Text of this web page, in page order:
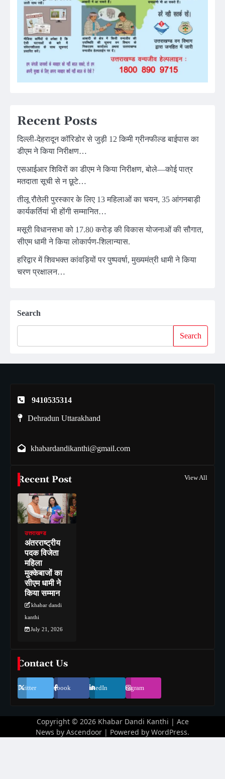
Recent Posts
दिल्ली-देहरादून कॉरिडोर से जुड़ी 12 किमी ग्रीनफील्ड बाईपास का
डीएम ने किया निरीक्षण…
एसआईआर शिविरों का डीएम ने किया निरीक्षण, बोले—कोई पात्र
मतदाता सूची से न छूटे…
तीलू रौतेली पुरस्कार के लिए 13 महिलाओं का चयन, 35 आंगनबाड़ी
कार्यकर्तियां भी होंगी सम्मानित…
मसूरी विधानसभा को 17.80 करोड़ की विकास योजनाओं की सौगात,
सीएम धामी ने किया लोकार्पण-शिलान्यास.
हरिद्वार में शिवभक्त कांवड़ियों पर पुष्पवर्षा, मुख्यमंत्री धामी ने किया
चरण प्रक्षालन…
Search
Search
9410535314
Dehradun Uttarakhand
khabardandikanthi@gmail.com
Recent Post View All
उत्तराखण्ड
अंतरराष्ट्रीय
पदक विजेता
महिला
मुक्केबाजों का
सीएम धामी ने
किया सम्मान
khabar dandi
kanthi
July 21, 2026
Contact Us
Twitter Facebook LinkedIn Instagram
Copyright © 2026 Khabar Dandi Kanthi | Ace
News by Ascendoor | Powered by WordPress.